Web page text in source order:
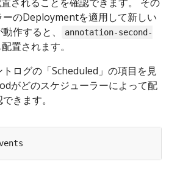
ーのDeploymentを適用して新しい
作すると、
annotation-second-
置されます。
ログの「Scheduled」の項目を見
がどのスケジューラーによって配
きます。